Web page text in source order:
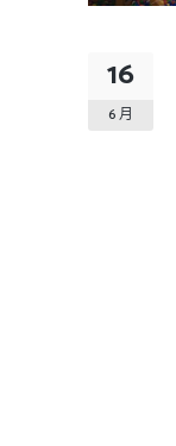
16
6 月